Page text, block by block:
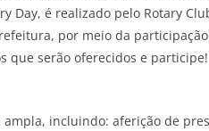
Day, é realizado pelo Rotary
por meio da
que serão oferecidos e participe!
ampla, incluindo: aferição de